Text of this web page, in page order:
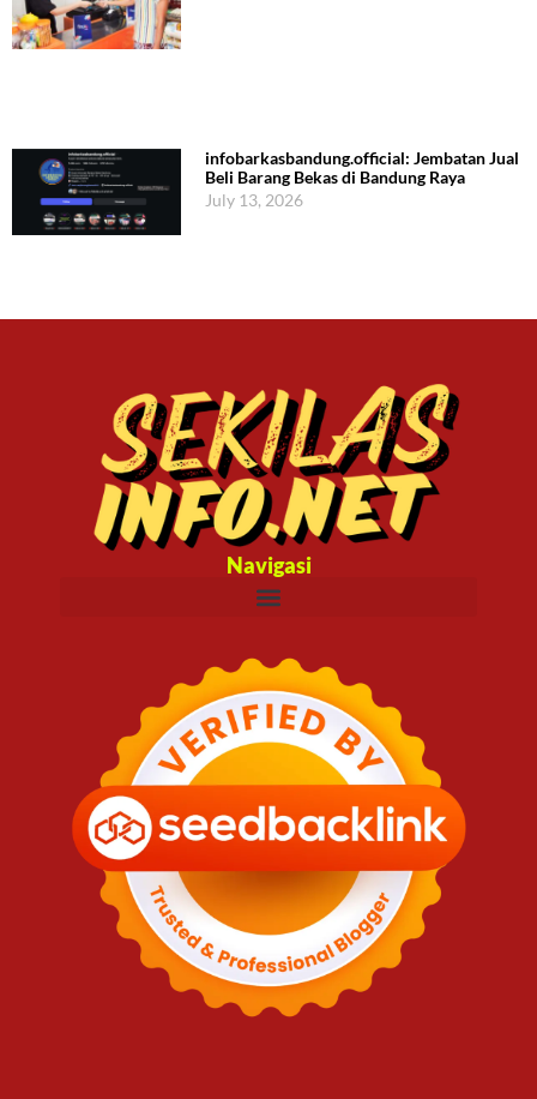
infobarkasbandung.official: Jembatan Jual
Beli Barang Bekas di Bandung Raya
July 13, 2026
Navigasi